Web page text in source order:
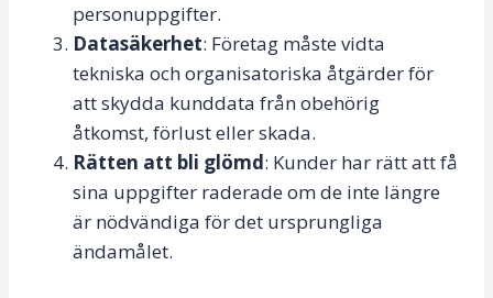
personuppgifter.
Datasäkerhet: Företag måste vidta
tekniska och organisatoriska åtgärder för
att skydda kunddata från obehörig
åtkomst, förlust eller skada.
Rätten att bli glömd: Kunder har rätt att få
sina uppgifter raderade om de inte längre
är nödvändiga för det ursprungliga
ändamålet.